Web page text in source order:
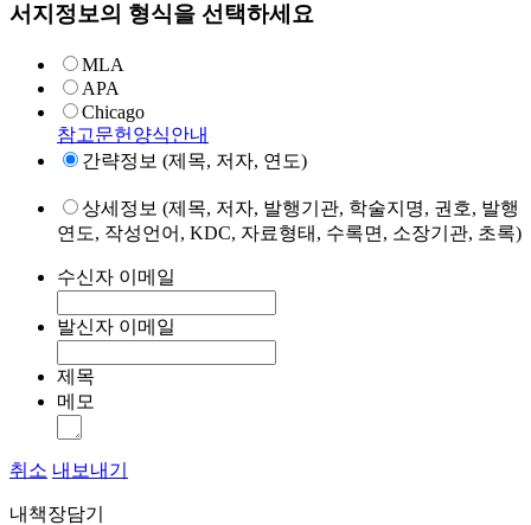
서지정보의 형식을 선택하세요
MLA
APA
Chicago
참고문헌양식안내
간략정보 (제목, 저자, 연도)
상세정보 (제목, 저자, 발행기관, 학술지명, 권호, 발행
연도, 작성언어, KDC, 자료형태, 수록면, 소장기관, 초록)
수신자 이메일
발신자 이메일
제목
메모
취소 내보내기
내책장담기